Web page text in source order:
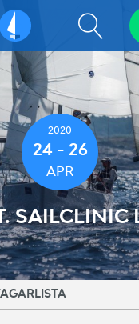
Sailarena Visa
2020
24 - 26
APR